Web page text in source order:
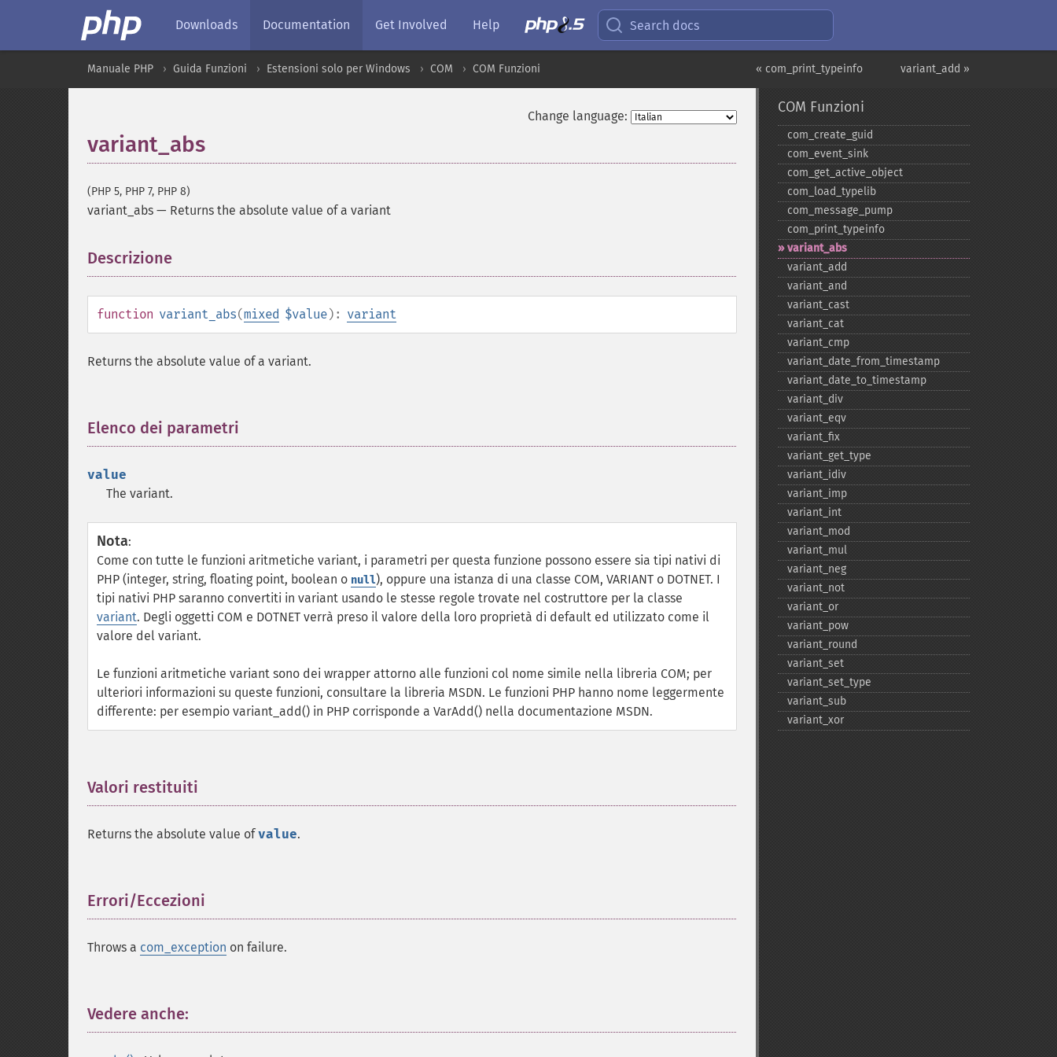
Downloads Documentation Get Involved Help Search docs
variant_add »
« com_print_typeinfo
Manuale PHP Guida Funzioni Estensioni solo per Windows COM COM Funzioni
Change language:
variant_abs
(PHP 5, PHP 7, PHP 8)
variant_abs — Returns the absolute value of a variant
Descrizione
function variant_abs(mixed $value): variant
Returns the absolute value of a variant.
Elenco dei parametri
value
The variant.
Nota:
Come con tutte le funzioni aritmetiche variant, i parametri per questa funzione possono essere sia tipi nativi di
PHP (integer, string, floating point, boolean o null), oppure una istanza di una classe COM, VARIANT o DOTNET. I
tipi nativi PHP saranno convertiti in variant usando le stesse regole trovate nel costruttore per la classe
variant. Degli oggetti COM e DOTNET verrà preso il valore della loro proprietà di default ed utilizzato come il
valore del variant.
Le funzioni aritmetiche variant sono dei wrapper attorno alle funzioni col nome simile nella libreria COM; per
ulteriori informazioni su queste funzioni, consultare la libreria MSDN. Le funzioni PHP hanno nome leggermente
differente: per esempio variant_add() in PHP corrisponde a VarAdd() nella documentazione MSDN.
Valori restituiti
Returns the absolute value ofvalue.
Errori/Eccezioni
Throws a com_exception on failure.
Vedere anche:
COM Funzioni
com_​create_​guid
com_​event_​sink
com_​get_​active_​object
com_​load_​typelib
com_​message_​pump
com_​print_​typeinfo
variant_​abs
variant_​add
variant_​and
variant_​cast
variant_​cat
variant_​cmp
variant_​date_​from_​timestamp
variant_​date_​to_​timestamp
variant_​div
variant_​eqv
variant_​fix
variant_​get_​type
variant_​idiv
variant_​imp
variant_​int
variant_​mod
variant_​mul
variant_​neg
variant_​not
variant_​or
variant_​pow
variant_​round
variant_​set
variant_​set_​type
variant_​sub
variant_​xor